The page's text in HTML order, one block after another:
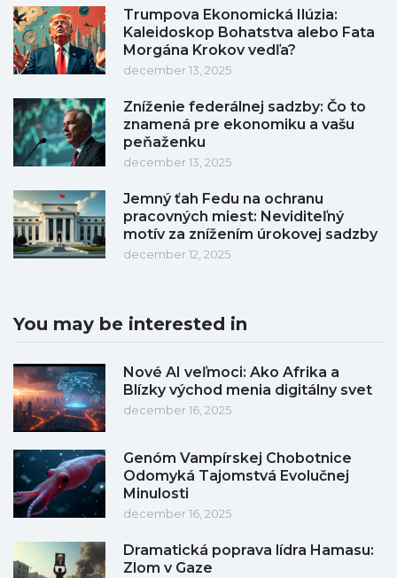
Trumpova Ekonomická Ilúzia:
Kaleidoskop Bohatstva alebo Fata
Morgána Krokov vedľa?
december 13, 2025
Zníženie federálnej sadzby: Čo to
znamená pre ekonomiku a vašu
peňaženku
december 13, 2025
Jemný ťah Fedu na ochranu
pracovných miest: Neviditeľný
motív za znížením úrokovej sadzby
december 12, 2025
You may be interested in
Nové AI veľmoci: Ako Afrika a
Blízky východ menia digitálny svet
december 16, 2025
Genóm Vampírskej Chobotnice
Odomyká Tajomstvá Evolučnej
Minulosti
december 16, 2025
Dramatická poprava lídra Hamasu:
Zlom v Gaze